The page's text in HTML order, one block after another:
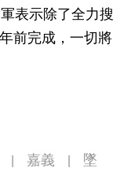
表示除了全力搜
前完成，一切將
嘉義
墜